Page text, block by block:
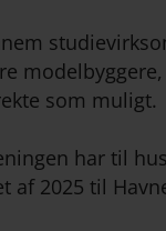
som muligt.
har til
af 2025 til